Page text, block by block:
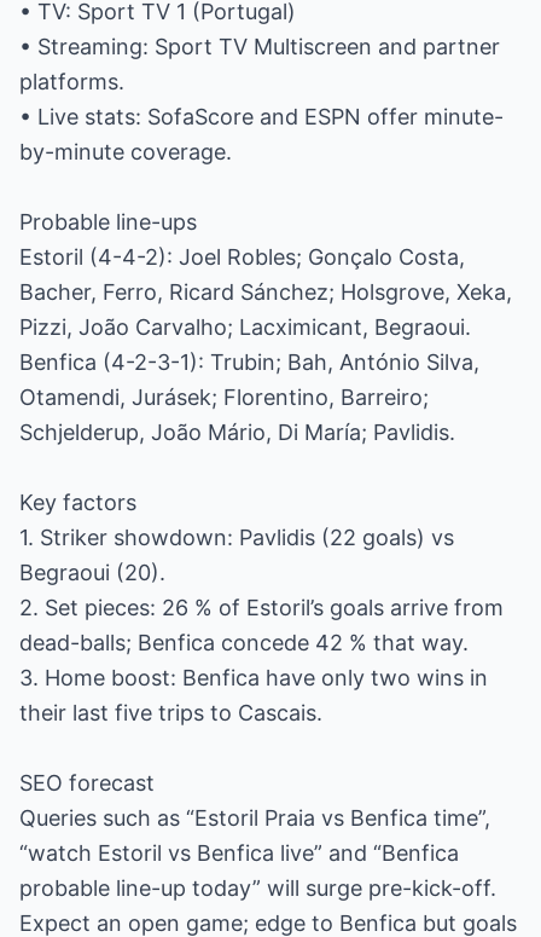
• TV: Sport TV 1 (Portugal)
• Streaming: Sport TV Multiscreen and partner
platforms.
• Live stats: SofaScore and ESPN offer minute-
by-minute coverage.
Probable line-ups
Estoril (4-4-2): Joel Robles; Gonçalo Costa,
Bacher, Ferro, Ricard Sánchez; Holsgrove, Xeka,
Pizzi, João Carvalho; Lacximicant, Begraoui.
Benfica (4-2-3-1): Trubin; Bah, António Silva,
Otamendi, Jurásek; Florentino, Barreiro;
Schjelderup, João Mário, Di María; Pavlidis.
Key factors
1. Striker showdown: Pavlidis (22 goals) vs
Begraoui (20).
2. Set pieces: 26 % of Estoril’s goals arrive from
dead-balls; Benfica concede 42 % that way.
3. Home boost: Benfica have only two wins in
their last five trips to Cascais.
SEO forecast
Queries such as “Estoril Praia vs Benfica time”,
“watch Estoril vs Benfica live” and “Benfica
probable line-up today” will surge pre-kick-off.
Expect an open game; edge to Benfica but goals